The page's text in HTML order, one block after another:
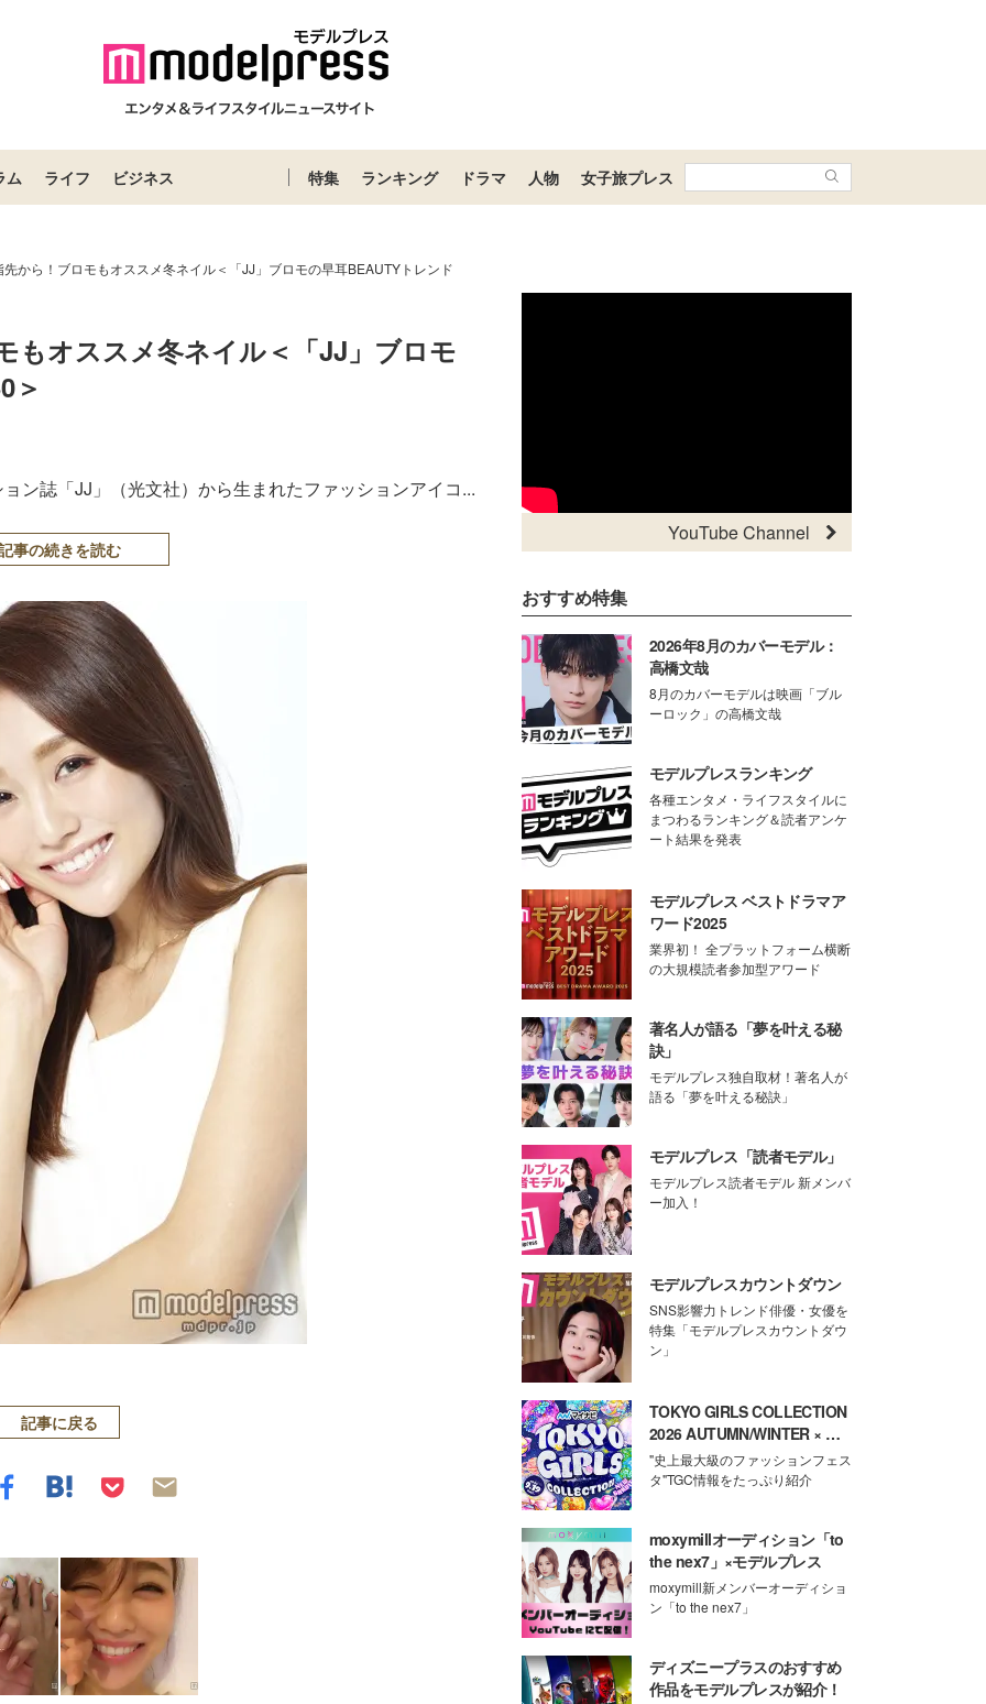
ム ライフ ビジネス 特集 ランキング ドラマ 人物 女子旅プレス
から！ブロモもオススメ冬ネイル＜「JJ」ブロモの早耳BEAUTYトレンド
もオススメ冬ネイル＜「JJ」ブロモ
＞
ン誌「JJ」（光文社）から生まれたファッションアイコ...
事の続きを読む
記事に戻る
YouTube Channel
おすすめ特集
2026年8月のカバーモデル：
高橋文哉
8月のカバーモデルは映画「ブル
ーロック」の高橋文哉
モデルプレスランキング
各種エンタメ・ライフスタイルに
まつわるランキング＆読者アンケ
ート結果を発表
モデルプレス ベストドラマア
ワード2025
業界初！ 全プラットフォーム横断
の大規模読者参加型アワード
著名人が語る「夢を叶える秘
訣」
モデルプレス独自取材！著名人が
語る「夢を叶える秘訣」
モデルプレス「読者モデル」
モデルプレス読者モデル 新メンバ
ー加入！
モデルプレスカウントダウン
SNS影響力トレンド俳優・女優を
特集「モデルプレスカウントダウ
ン」
TOKYO GIRLS COLLECTION
2026 AUTUMN/WINTER × モ
デルプレス
"史上最大級のファッションフェス
タ"TGC情報をたっぷり紹介
moxymillオーディション「to
the nex7」×モデルプレス
moxymill新メンバーオーディショ
ン「to the nex7」
ディズニープラスのおすすめ
作品をモデルプレスが紹介！